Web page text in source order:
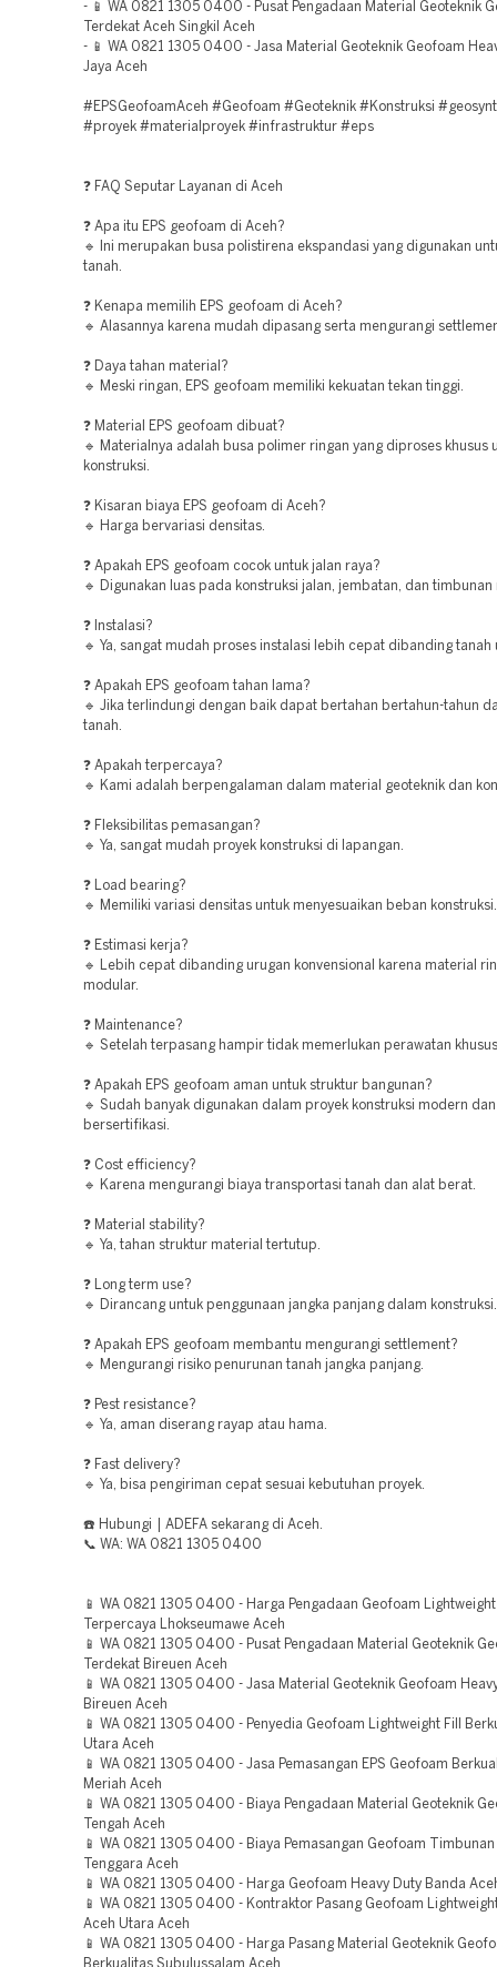
- 📱 WA 0821 1305 0400 - Pusat Pengadaan Material Geoteknik
Terdekat Aceh Singkil Aceh
- 📱 WA 0821 1305 0400 - Jasa Material Geoteknik Geofoam
Jaya Aceh
#EPSGeofoamAceh #Geofoam #Geoteknik #Konstruksi
#proyek #materialproyek #infrastruktur #eps
❓ FAQ Seputar Layanan di Aceh
❓ Apa itu EPS geofoam di Aceh?
🔹 Ini merupakan busa polistirena ekspandasi yang digunakan
tanah.
❓ Kenapa memilih EPS geofoam di Aceh?
🔹 Alasannya karena mudah dipasang serta mengurangi
❓ Daya tahan material?
🔹 Meski ringan, EPS geofoam memiliki kekuatan tekan tinggi.
❓ Material EPS geofoam dibuat?
🔹 Materialnya adalah busa polimer ringan yang diproses khusus
konstruksi.
❓ Kisaran biaya EPS geofoam di Aceh?
🔹 Harga bervariasi densitas.
❓ Apakah EPS geofoam cocok untuk jalan raya?
🔹 Digunakan luas pada konstruksi jalan, jembatan, dan timbunan
❓ Instalasi?
🔹 Ya, sangat mudah proses instalasi lebih cepat dibanding tanah
❓ Apakah EPS geofoam tahan lama?
🔹 Jika terlindungi dengan baik dapat bertahan bertahun-tahun
tanah.
❓ Apakah terpercaya?
🔹 Kami adalah berpengalaman dalam material geoteknik dan
❓ Fleksibilitas pemasangan?
🔹 Ya, sangat mudah proyek konstruksi di lapangan.
❓ Load bearing?
🔹 Memiliki variasi densitas untuk menyesuaikan beban konstruksi.
❓ Estimasi kerja?
🔹 Lebih cepat dibanding urugan konvensional karena material
modular.
❓ Maintenance?
🔹 Setelah terpasang hampir tidak memerlukan perawatan
❓ Apakah EPS geofoam aman untuk struktur bangunan?
🔹 Sudah banyak digunakan dalam proyek konstruksi modern dan
bersertifikasi.
❓ Cost efficiency?
🔹 Karena mengurangi biaya transportasi tanah dan alat berat.
❓ Material stability?
🔹 Ya, tahan struktur material tertutup.
❓ Long term use?
🔹 Dirancang untuk penggunaan jangka panjang dalam konstruksi.
❓ Apakah EPS geofoam membantu mengurangi settlement?
🔹 Mengurangi risiko penurunan tanah jangka panjang.
❓ Pest resistance?
🔹 Ya, aman diserang rayap atau hama.
❓ Fast delivery?
🔹 Ya, bisa pengiriman cepat sesuai kebutuhan proyek.
☎️ Hubungi | ADEFA sekarang di Aceh.
📞 WA: WA 0821 1305 0400
📱 WA 0821 1305 0400 - Harga Pengadaan Geofoam
Terpercaya Lhokseumawe Aceh
📱 WA 0821 1305 0400 - Pusat Pengadaan Material Geoteknik
Terdekat Bireuen Aceh
📱 WA 0821 1305 0400 - Jasa Material Geoteknik Geofoam
Bireuen Aceh
📱 WA 0821 1305 0400 - Penyedia Geofoam Lightweight Fill
Utara Aceh
📱 WA 0821 1305 0400 - Jasa Pemasangan EPS Geofoam
Meriah Aceh
📱 WA 0821 1305 0400 - Biaya Pengadaan Material Geoteknik
Tengah Aceh
📱 WA 0821 1305 0400 - Biaya Pemasangan Geofoam
Tenggara Aceh
📱 WA 0821 1305 0400 - Harga Geofoam Heavy Duty Banda
📱 WA 0821 1305 0400 - Kontraktor Pasang Geofoam
Aceh Utara Aceh
📱 WA 0821 1305 0400 - Harga Pasang Material Geoteknik
Berkualitas Subulussalam Aceh